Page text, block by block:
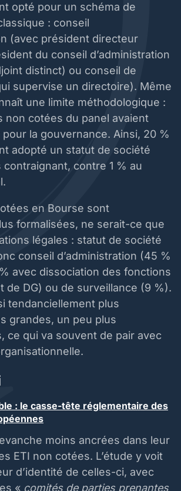
opté pour un schéma de
: conseil
(avec président directeur
du conseil d’administration
distinct) ou conseil de
supervise un directoire). Même
une limite méthodologique :
non cotées du panel avaient
la gouvernance. Ainsi, 20 %
adopté un statut de société
contre 1 % au
en Bourse sont
formalisées, ne serait-ce que
légales : statut de société
conseil d’administration (45 %
avec dissociation des fonctions
de DG) ou de surveillance (9 %).
tendanciellement plus
grandes, un peu plus
ce qui va souvent de pair avec
: le casse-tête réglementaire des
moins ancrées dans leur
ETI non cotées. L’étude y voit
d’identité de celles-ci, avec
« comités de parties prenantes